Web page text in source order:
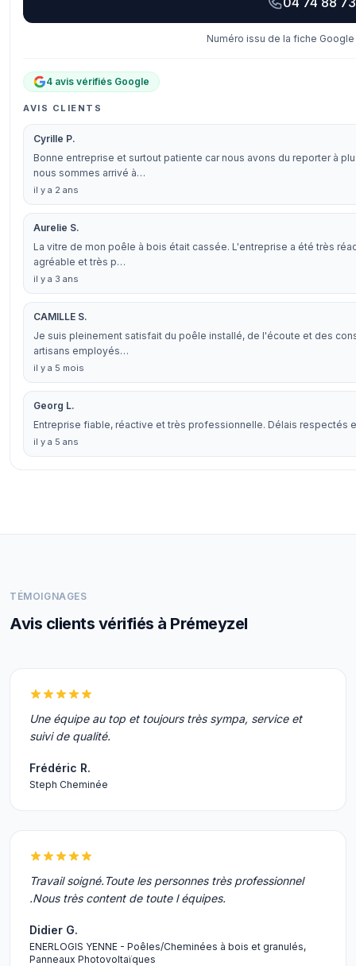
Numéro issu de la fiche
4 avis vérifiés Google
AVIS CLIENTS
Cyrille P.
Bonne entreprise et surtout patiente car nous avons du reporter à
nous sommes arrivé à…
il y a 2 ans
Aurelie S.
La vitre de mon poêle à bois était cassée. L'entreprise a été très
agréable et très p…
il y a 3 ans
CAMILLE S.
Je suis pleinement satisfait du poêle installé, de l'écoute et des
artisans employés…
il y a 5 mois
Georg L.
Entreprise fiable, réactive et très professionnelle. Délais respectés
il y a 5 ans
TÉMOIGNAGES
Avis clients vérifiés à Prémeyzel
Une équipe au top et toujours très sympa, service et
suivi de qualité.
Frédéric R.
Steph Cheminée
Travail soigné.Toute les personnes très professionnel
.Nous très content de toute l équipes.
Didier G.
ENERLOGIS YENNE - Poêles/Cheminées à bois et granulés,
Panneaux Photovoltaïques